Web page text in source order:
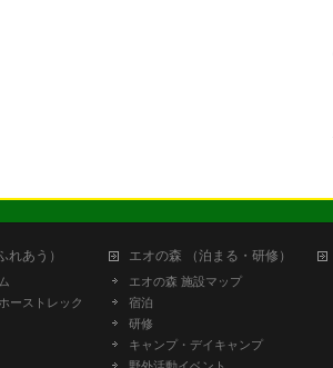
れあう）
ーストレック
エオの森 （泊まる・研修）
エオの森 施設マップ
宿泊
研修
キャンプ・デイキャンプ